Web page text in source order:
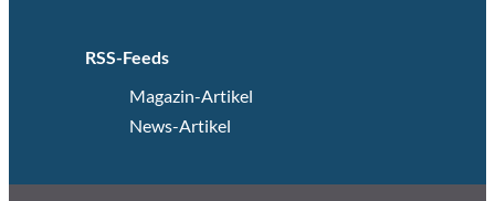
RSS-Feeds
Magazin-Artikel
News-Artikel